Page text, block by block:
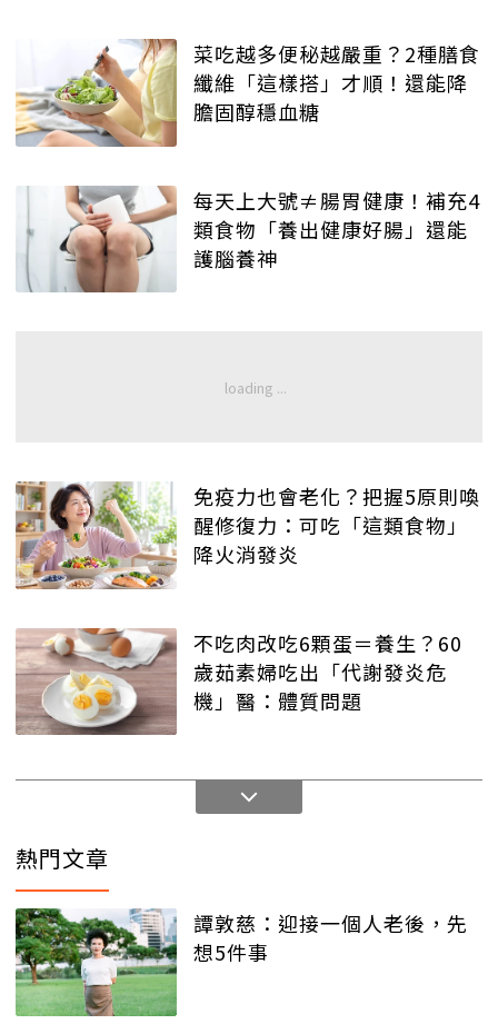
菜吃越多便秘越嚴重？2種膳食
纖維「這樣搭」才順！還能降
膽固醇穩血糖
每天上大號≠腸胃健康！補充4
類食物「養出健康好腸」還能
護腦養神
免疫力也會老化？把握5原則喚
醒修復力：可吃「這類食物」
降火消發炎
不吃肉改吃6顆蛋＝養生？60
歲茹素婦吃出「代謝發炎危
機」醫：體質問題
熱門文章
譚敦慈：迎接一個人老後，先
想5件事